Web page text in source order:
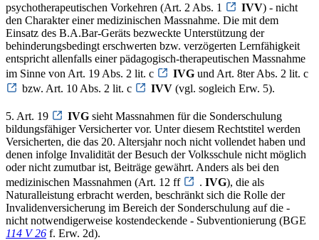
psychotherapeutischen Vorkehren (Art. 2 Abs. 1
IVV) - nicht
den Charakter einer medizinischen Massnahme. Die mit dem
Einsatz des B.A.Bar-Geräts bezweckte Unterstützung der
behinderungsbedingt erschwerten bzw. verzögerten Lernfähigkeit
entspricht allenfalls einer pädagogisch-therapeutischen Massnahme
im Sinne von Art. 19 Abs. 2 lit. c
IVG und Art. 8ter Abs. 2 lit. c
bzw. Art. 10 Abs. 2 lit. c
IVV (vgl. sogleich Erw. 5).
5. Art. 19 IVG sieht Massnahmen für die Sonderschulung
bildungsfähiger Versicherter vor. Unter diesem Rechtstitel werden
Versicherten, die das 20. Altersjahr noch nicht vollendet haben und
denen infolge Invalidität der Besuch der Volksschule nicht möglich
oder nicht zumutbar ist, Beiträge gewährt. Anders als bei den
medizinischen Massnahmen (Art. 12 ff
. IVG), die als
Naturalleistung erbracht werden, beschränkt sich die Rolle der
Invalidenversicherung im Bereich der Sonderschulung auf die -
nicht notwendigerweise kostendeckende - Subventionierung (BGE
114 V 26 f. Erw. 2d).